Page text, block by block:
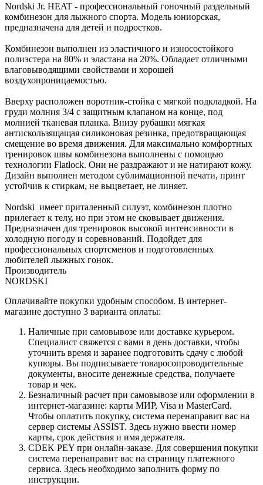
Nordski Jr. HEAT - профессиональный гоночный раздельный
комбинезон для лыжного спорта. Модель юниорская,
предназначена для детей и подростков.
Комбинезон выполнен из эластичного и износостойкого
полиэстера на 80% и эластана на 20%. Обладает отличными
влаговыводящими свойствами и хорошей
воздухопроницаемостью.
Вверху расположен воротник-стойка с мягкой подкладкой. На
груди молния 3/4 с защитным клапаном на конце, под
молнией тканевая планка. Внизу рубашки мягкая
антискользящащая силиконовая резинка, предотвращающая
смещение во время движения. Для максимально комфортных
тренировок швы комбинезона выполнены с помощью
технологии Flatlock. Они не раздражают и не натирают кожу.
Дизайн выполнен методом сублимационной печати, принт
устойчив к стиркам, не выцветает, не линяет.
Nordski имеет приталенный силуэт, комбинезон плотно
прилегает к телу, но при этом не сковывает движения.
Предназначен для тренировок высокой интенсивности в
холодную погоду и соревнований. Подойдет для
профессиональных спортсменов и подготовленных
любителей лыжных гонок.
Производитель
NORDSKI
Оплачивайте покупки удобным способом. В интернет-
магазине доступно 3 варианта оплаты:
Наличные при самовывозе или доставке курьером.
Специалист свяжется с вами в день доставки, чтобы
уточнить время и заранее подготовить сдачу с любой
купюры. Вы подписываете товаросопроводительные
документы, вносите денежные средства, получаете
товар и чек.
Безналичный расчет при самовывозе или оформлении в
интернет-магазине: карты МИР, Visa и MasterCard.
Чтобы оплатить покупку, система перенаправит вас на
сервер системы ASSIST. Здесь нужно ввести номер
карты, срок действия и имя держателя.
CDEK PEY при онлайн-заказе. Для совершения покупки
система перенаправит вас на страницу платежного
сервиса. Здесь необходимо заполнить форму по
инструкции.